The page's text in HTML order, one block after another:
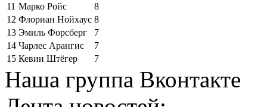
11 Марко Ройс
8
12 Флориан Нойхаус 8
13 Эмиль Форсберг
7
14 Чарлес Арангис
7
15 Кевин Штёгер 7
Наша группа Вконтакте